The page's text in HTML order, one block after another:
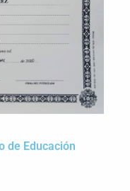
de Educación